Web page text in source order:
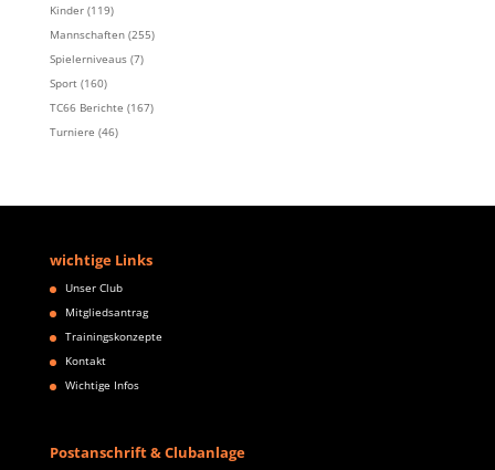
Kinder(119)
Mannschaften(255)
Spielerniveaus(7)
Sport(160)
TC66 Berichte (167)
Turniere (46)
wichtige Links
Unser Club
Mitgliedsantrag
Trainingskonzepte
Kontakt
Wichtige Infos
Postanschrift & Clubanlage